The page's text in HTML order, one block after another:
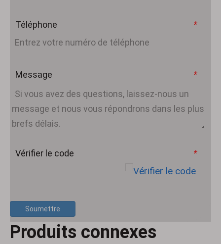
*
Téléphone
*
Message
*
Vérifier le code
Soumettre
Produits connexes